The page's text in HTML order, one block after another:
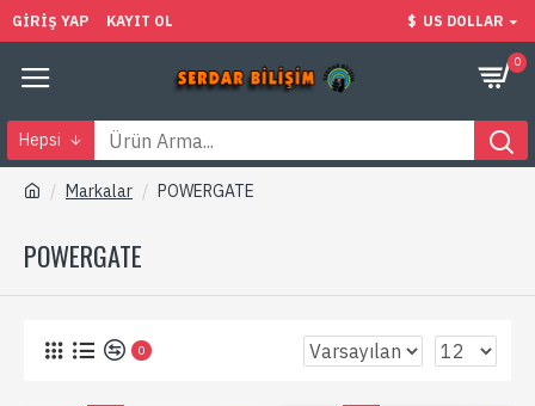
GIRIŞ YAP KAYIT OL $ US DOLLAR
0
Hepsi
Markalar POWERGATE
POWERGATE
0